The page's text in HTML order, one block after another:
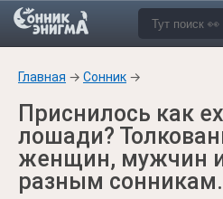
Главная → Сонник →
Приснилось как
лошади?
женщин, мужчин
разным сонникам.